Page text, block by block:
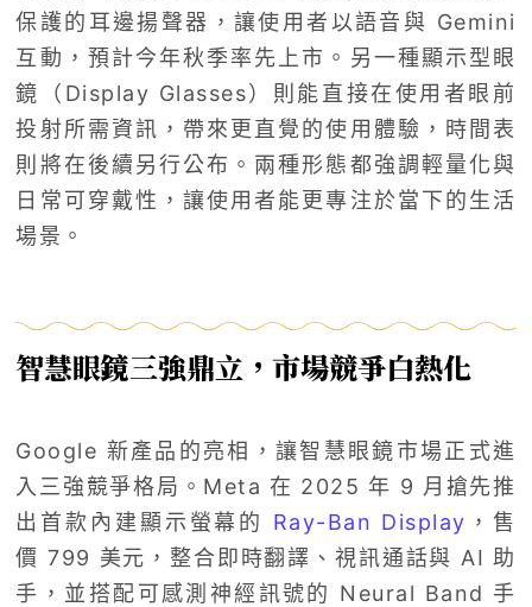
保護的耳邊揚聲器，讓使用者以語音與 Gemini
互動，預計今年秋季率先上市。另一種顯示型眼
鏡（Display Glasses）則能直接在使用者眼前
投射所需資訊，帶來更直覺的使用體驗，時間表
則將在後續另行公布。兩種形態都強調輕量化與
日常可穿戴性，讓使用者能更專注於當下的生活
場景。
智慧眼鏡三強鼎立，市場競爭白熱化
Google 新產品的亮相，讓智慧眼鏡市場正式進
入三強競爭格局。Meta 在 2025 年 9 月搶先推
出首款內建顯示螢幕的 Ray-Ban Display ，售
價 799 美元，整合即時翻譯、視訊通話與 AI 助
手，並搭配可感測神經訊號的 Neural Band 手